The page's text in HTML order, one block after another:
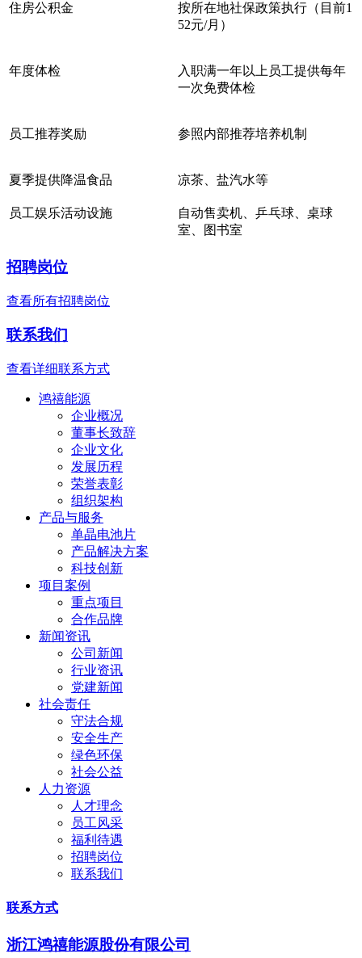
住房公积金
按所在地社保政策执行（目前1
52元/月）
年度体检
入职满一年以上员工提供每年
一次免费体检
员工推荐奖励 参照内部推荐培养机制
夏季提供降温食品 凉茶、盐汽水等
员工娱乐活动设施
自动售卖机、乒乓球、桌球
室、图书室
招聘岗位
查看所有招聘岗位
联系我们
查看详细联系方式
鸿禧能源
企业概况
董事长致辞
企业文化
发展历程
荣誉表彰
组织架构
产品与服务
单晶电池片
产品解决方案
科技创新
项目案例
重点项目
合作品牌
新闻资讯
公司新闻
行业资讯
党建新闻
社会责任
守法合规
安全生产
绿色环保
社会公益
人力资源
人才理念
员工风采
福利待遇
招聘岗位
联系我们
联系方式
浙江鸿禧能源股份有限公司